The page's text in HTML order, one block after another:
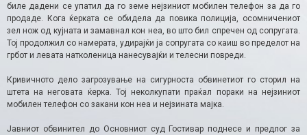
биле дадени се упатил да го земе нејзиниот мобилен телефон за да го
продаде. Кога ќерката се обидела да повика полиција, осомничениот
зел нож од кујната и замавнал кон неа, во што бил спречен од сопругата.
Тој продолжил со намерата, удирајќи ја сопругата со каиш во пределот на
грбот и левата натколеница нанесувајќи и телесни повреди.
Кривичното дело загрозување на сигурноста обвинетиот го сторил на
штета на неговата ќерка. Тој неколкупати праќал пораки на нејзиниот
мобилен телефон со закани кон неа и нејзината мајка.
Јавниот обвинител до Основниот суд Гостивар поднесе и предлог за